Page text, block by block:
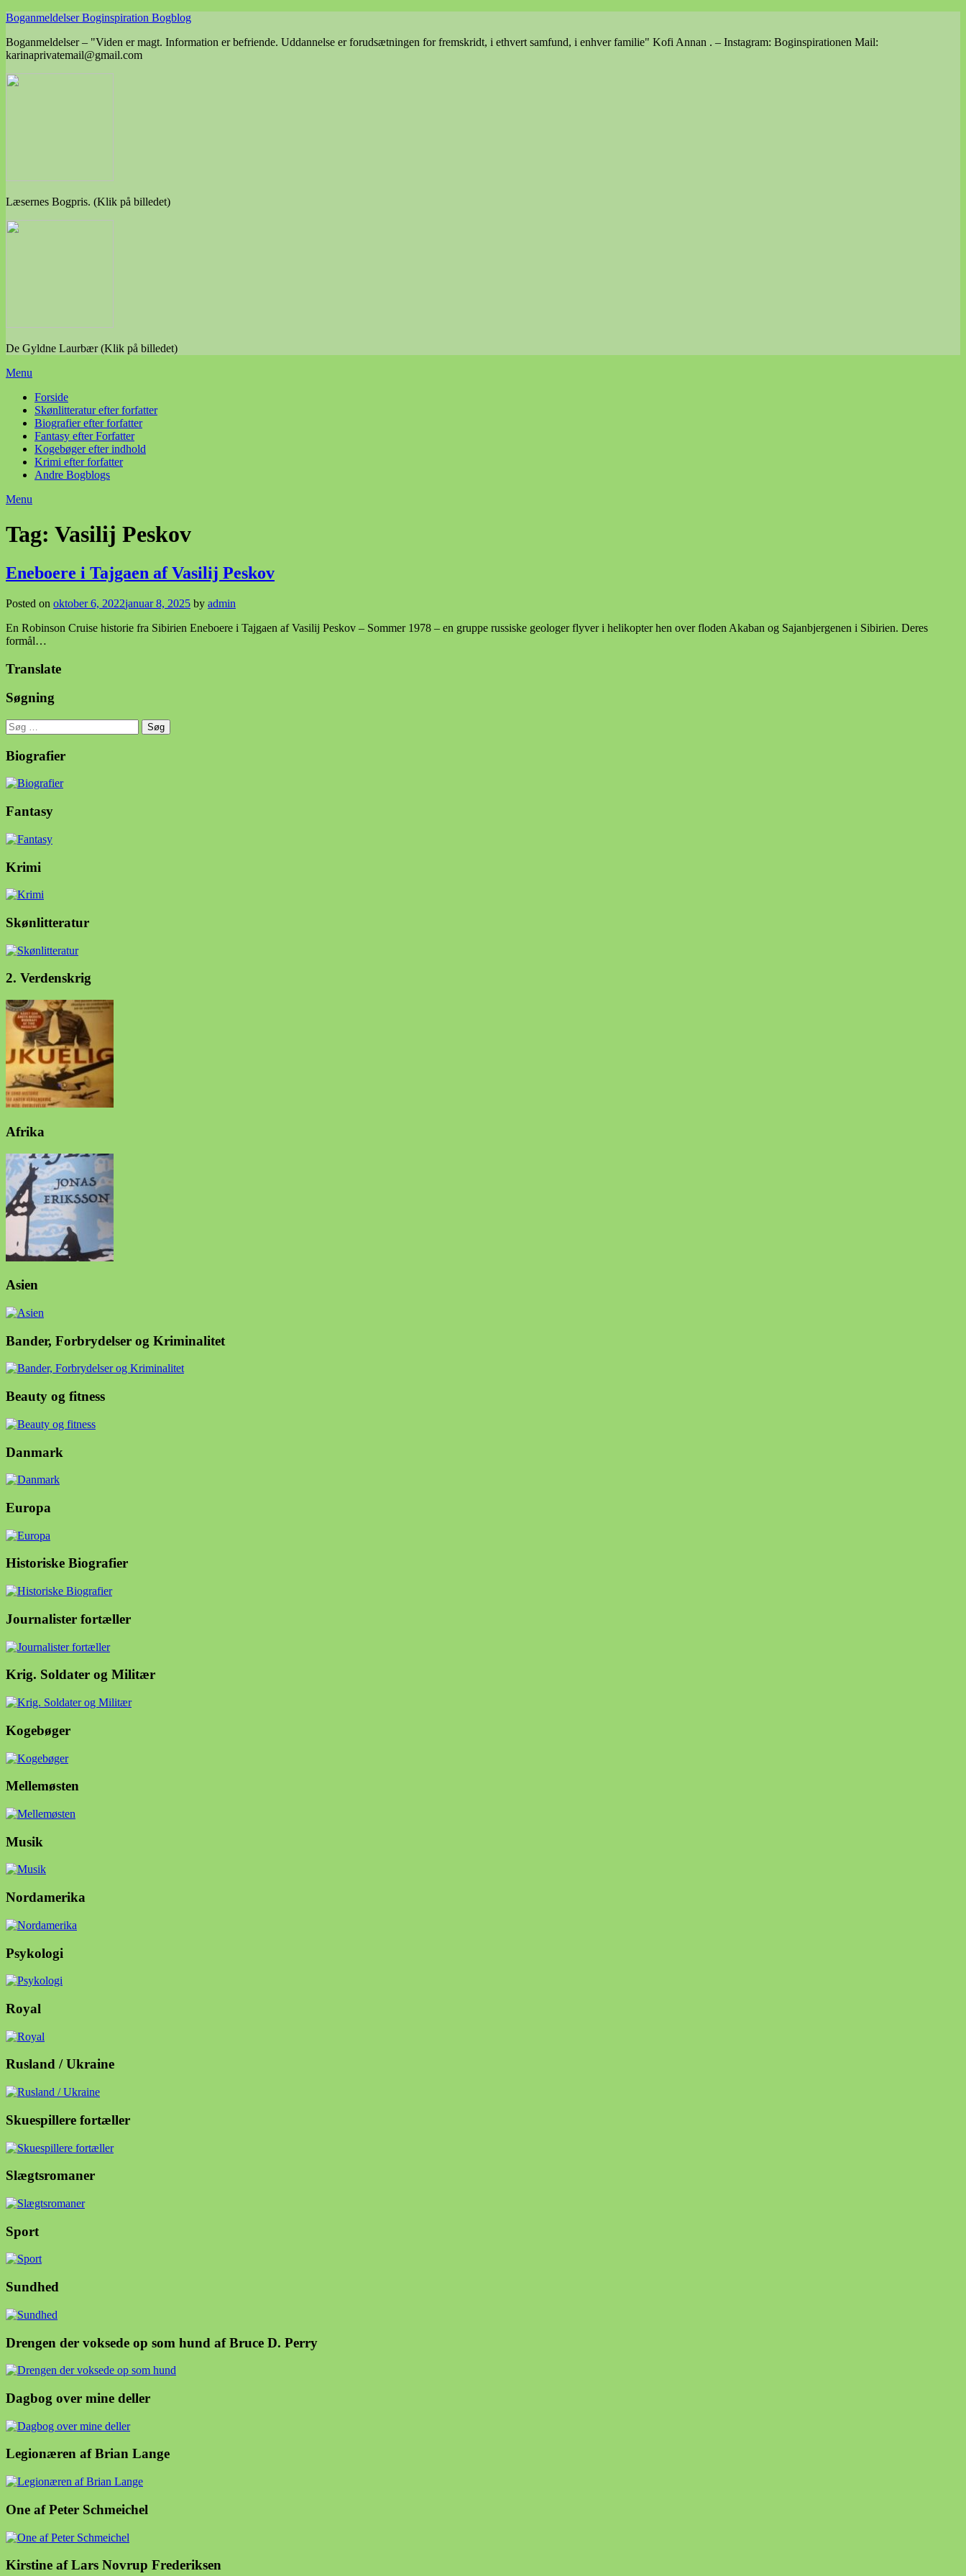
Skip
content
Boganmeldelser Boginspiration Bogblog
Boganmeldelser – "Viden er magt. Information er befriende. Uddannelse er forudsætningen for fremskridt, i ethvert samfund, i enhver familie" Kofi Annan . – Instagram: Boginspirationen Mail:
karinaprivatemail@gmail.com
Læsernes Bogpris. (Klik på billedet)
De Gyldne Laurbær (Klik på billedet)
Menu
Forside
Skønlitteratur efter forfatter
Biografier efter forfatter
Fantasy efter Forfatter
Kogebøger efter indhold
Krimi efter forfatter
Andre Bogblogs
Menu
Tag: Vasilij Peskov
Eneboere i Tajgaen af Vasilij Peskov
Posted on oktober 6, 2022januar 8, 2025 by admin
En Robinson Cruise historie fra Sibirien Eneboere i Tajgaen af Vasilij Peskov – Sommer 1978 – en gruppe russiske geologer flyver i helikopter hen over floden Akaban og Sajanbjergenen i Sibirien. Deres
formål…
Translate
Søgning
Søg
efter:
Biografier
Fantasy
Krimi
Skønlitteratur
2. Verdenskrig
Afrika
Asien
Bander, Forbrydelser og Kriminalitet
Beauty og fitness
Danmark
Europa
Historiske Biografier
Journalister fortæller
Krig. Soldater og Militær
Kogebøger
Mellemøsten
Musik
Nordamerika
Psykologi
Royal
Rusland / Ukraine
Skuespillere fortæller
Slægtsromaner
Sport
Sundhed
Drengen der voksede op som hund af Bruce D. Perry
Dagbog over mine deller
Legionæren af Brian Lange
One af Peter Schmeichel
Kirstine af Lars Novrup Frederiksen